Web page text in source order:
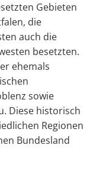
Gebieten
die
auch die
besetzten.
ehemals
sowie
Diese historisch
Regionen
Bundesland